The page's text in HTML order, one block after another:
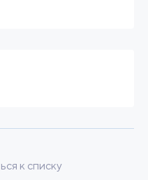
к списку